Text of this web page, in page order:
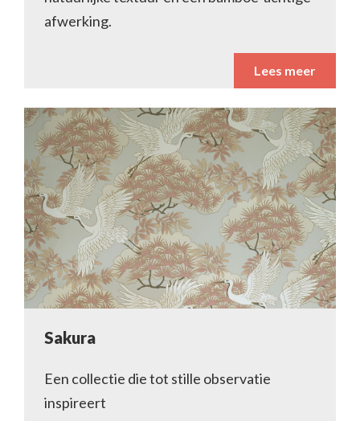
afwerking.
Lees meer
Sakura
Een collectie die tot stille observatie
inspireert